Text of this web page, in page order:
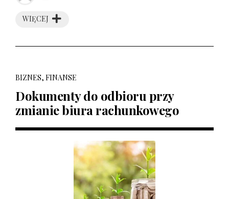
WIĘCEJ
BIZNES, FINANSE
Dokumenty do odbioru przy
zmianie biura rachunkowego